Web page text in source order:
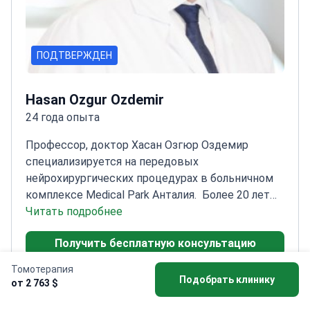
Томотерапия
от 2 763 $
Подобрать клинику
ПОДТВЕРЖДЕН
Hasan Ozgur Ozdemir
24 года опыта
Профессор, доктор Хасан Озгюр Оздемир
специализируется на передовых
нейрохирургических процедурах в больничном
комплексе Medical Park Анталия. Более 20 лет
опыта в нейрохирургии
эндоскопической хирургии головного мозга и
поясничного дискаНагражден 1-м местом на
квалификационном экзамене Турецкого
нейрохирургического обществаЧлен Турецкого
нейрохирургического общества и Турецкой
Читать подробнее
Получить бесплатную консультацию